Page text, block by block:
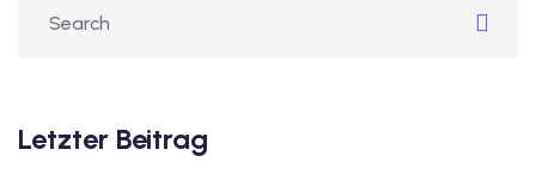
Letzter Beitrag